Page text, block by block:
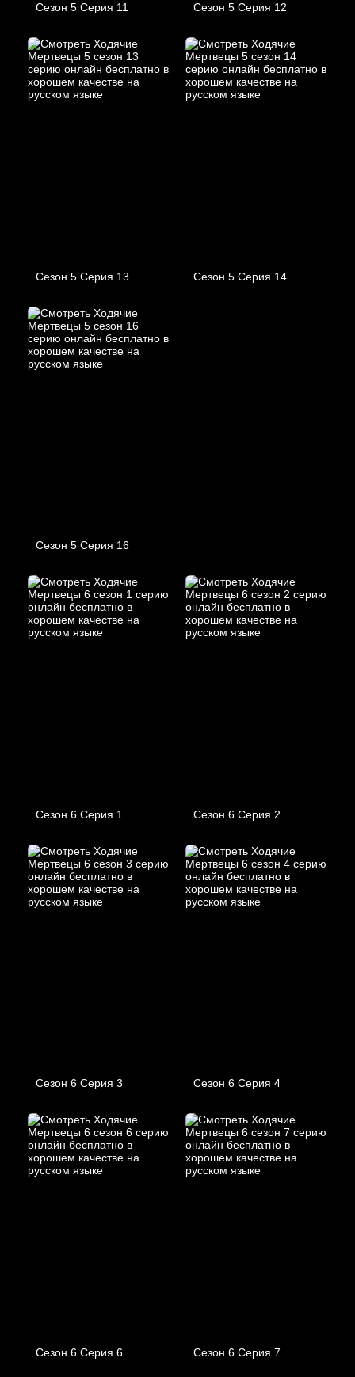
Сезон 5 Серия 11 Сезон 5 Серия 12
Сезон 5 Серия 13 Сезон 5 Серия 14
Сезон 5 Серия 16
Сезон 6 Серия 1 Сезон 6 Серия 2
Сезон 6 Серия 3 Сезон 6 Серия 4
Сезон 6 Серия 6 Сезон 6 Серия 7